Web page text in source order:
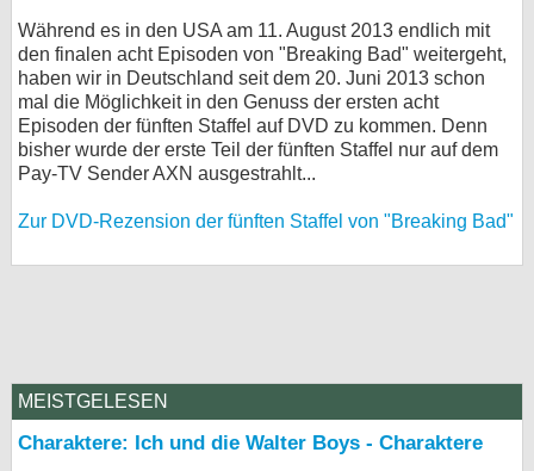
Während es in den USA am 11. August 2013 endlich mit
den finalen acht Episoden von "Breaking Bad" weitergeht,
haben wir in Deutschland seit dem 20. Juni 2013 schon
mal die Möglichkeit in den Genuss der ersten acht
Episoden der fünften Staffel auf DVD zu kommen. Denn
bisher wurde der erste Teil der fünften Staffel nur auf dem
Pay-TV Sender AXN ausgestrahlt...
Zur DVD-Rezension der fünften Staffel von "Breaking Bad"
MEISTGELESEN
Charaktere: Ich und die Walter Boys - Charaktere